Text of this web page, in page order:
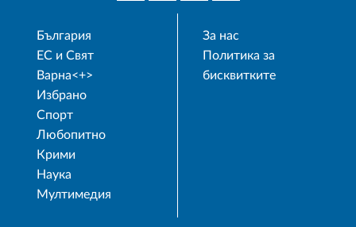
България
ЕС и Свят
Варна<+>
Избрано
Спорт
Любопитно
Крими
Наука
Мултимедия
За нас
Политика за
бисквитките